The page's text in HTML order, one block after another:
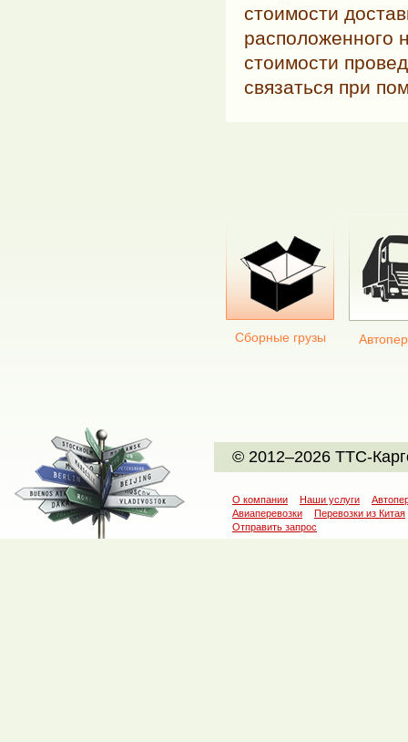
стоимости
расположенного
стоимости
связаться при
Сборные грузы
© 2012–2026 ТТС-
О компании Наши услуги
Авиаперевозки
Перевозки из Китая
Отправить запрос